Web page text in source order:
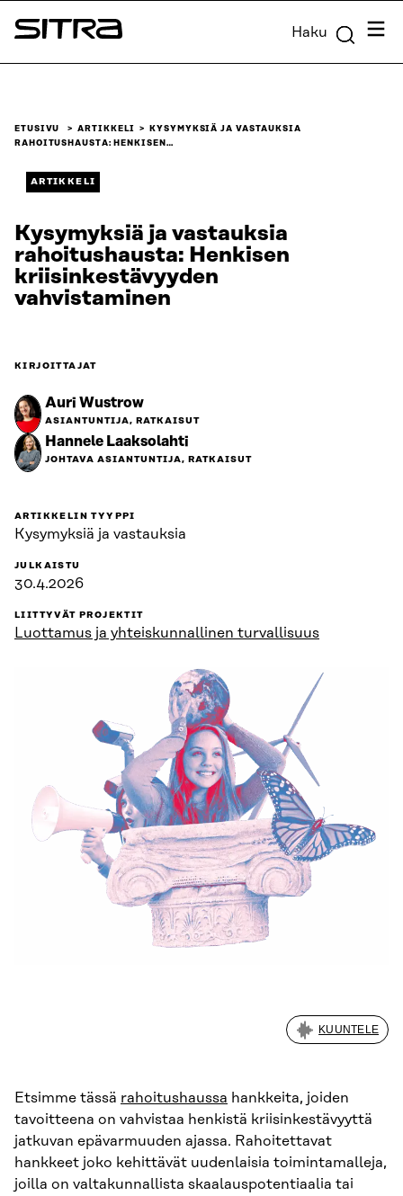
Siirry
suoraan
Sitra Haku
ETUSIVU ARTIKKELI
KYSYMYKSIÄ JA VASTAUKSIA
RAHOITUSHAUSTA: HENKISEN…
ARTIKKELI
Kysymyksiä ja vastauksia
rahoitushausta: Henkisen
kriisinkestävyyden
vahvistaminen
KIRJOITTAJAT
Auri Wustrow
ASIANTUNTIJA, RATKAISUT
Hannele Laaksolahti
JOHTAVA ASIANTUNTIJA, RATKAISUT
ARTIKKELIN TYYPPI
Kysymyksiä ja vastauksia
JULKAISTU
30.4.2026
LIITTYVÄT PROJEKTIT
Luottamus ja yhteiskunnallinen turvallisuus
KUUNTELE
Etsimme tässä rahoitushaussa hankkeita, joiden
tavoitteena on vahvistaa henkistä kriisinkestävyyttä
jatkuvan epävarmuuden ajassa. Rahoitettavat
hankkeet joko kehittävät uudenlaisia toimintamalleja,
joilla on valtakunnallista skaalauspotentiaalia tai